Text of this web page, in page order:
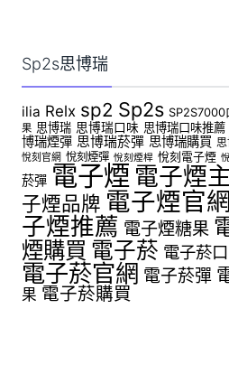
Sp2s思博瑞
ilia Relx sp2 Sp2s SP2S7000
果 思博瑞 思博瑞口味 思博瑞口味推薦
博瑞煙彈 思博瑞菸彈 思博瑞購買
悅刻官網 悅刻煙彈 悅刻煙桿 悅刻電子煙
菸彈 電子煙 電子煙
子煙品牌 電子煙官網
子煙推薦 電子煙糖果
煙購買 電子菸 電子菸
電子菸官網 電子菸彈
果 電子菸購買